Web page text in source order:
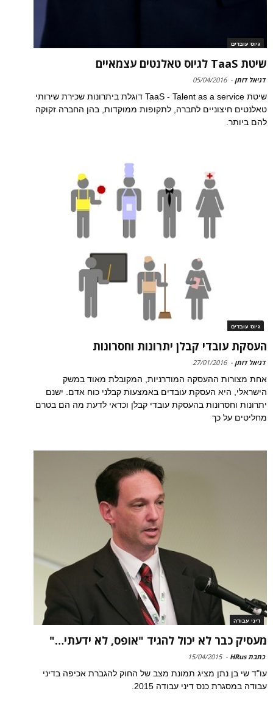
גיוס עובדים
שיטת TaaS לגיוס טאלנטים עצמאיים
דניאל דותן -
05/04/2016
שיטת TaaS - Talent as a service דוגלת ביתרונות שכירת שירותי
טאלנטים חיצוניים לחברה, לתקופות ממוקדות, בהן החברה זקוקה
להם ביותר.
גיוס עובדים
העסקת עובדי קבלן יתרונות וחסרונות
דניאל דותן -
27/01/2016
אחת מצורות ההעסקה המודרניות, המקובלת מאוד במשק
הישראלי, היא העסקת עובדים באמצעות קבלני כוח אדם. ישנם
יתרונות וחסרונות בהעסקת עובדי קבלן וכדאי לדעת מה הם בטרם
מחליטים על כך
דיני עבודה
מעסיק כבר לא יכול להגיד "אופס, לא ידעתי…"
כתבת HRus -
15/04/2015
עו"ד שי בן נתן מציג תמונת מצב של החוק להגברת אכיפה בדיני
עבודה במסגרת כנס דיני עבודה 2015.